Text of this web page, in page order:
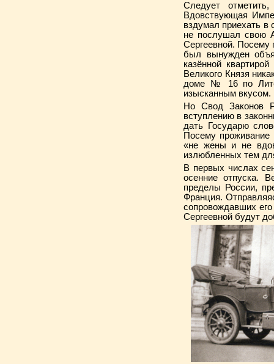
Следует
Вдовствующая
вздумал приехать в
не послушал свою
Сергеевной. Посему
был вынужден
казённой
Великого Князя
доме № 16 по
изысканным
Но Свод Законов
вступлению в
дать Государю
Посему
«не жены и не
излюбленных тем
В первых числах
осенние отпуска.
пределы России,
Франция.
сопровождавших
Сергеевной будут